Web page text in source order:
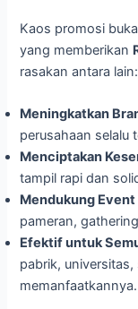
Kaos promosi
yang memberikan
rasakan antara lain:
Meningkatkan
perusahaan selalu
Menciptakan
tampil rapi dan
Mendukung Event
pameran,
Efektif untuk
pabrik,
memanfaatkannya.